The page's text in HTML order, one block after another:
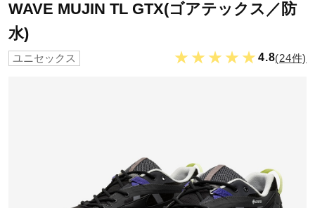
WAVE MUJIN TL GTX(ゴアテックス／防
水)
ユニセックス ★★★★★4.8(24件)